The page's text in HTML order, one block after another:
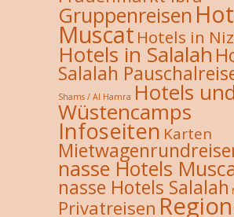
Gruppenreisen
Muscat Hotels in
Hotels in Salalah
Salalah
Shams / Al Hamra Hotels
Wüstencamps
Infoseiten Karten
nasse Hotels
nasse Hotels Salalah
Privatreisen